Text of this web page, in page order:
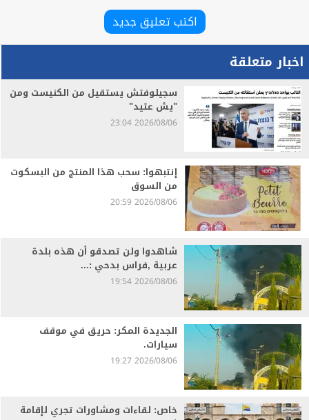
اكتب تعليق جديد
اخبار متعلقة
سجيلوفتش يستقيل من الكنيست ومن
"يش عتيد"
2026/08/06 23:04
إنتبهوا: سحب هذا المنتج من البسكوت
من السوق
2026/08/06 20:59
شاهدوا ولن تصدقو أن هذه بلدة
عربية ,فراس بدحي :...
2026/08/06 19:54
الجديدة المكر: حريق في موقف
سيارات.
2026/08/06 19:27
خاص: لقاءات ومشاورات تجري لإقامة